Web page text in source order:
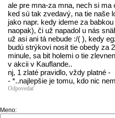
ale pre mna-za mna, nech si ma
ked sú tak zvedavý, na tie naše
jako napr. kedy ideme za
naopak), či už napadol u nás
už asi ani tá nebude :/( ), kedy
budú strýkovi nosit tie obedy za
minule, sa bit holemi o tie
v akcii v Kauflande..
nj, 1 zlaté pravidlo, vždy platné -
- *..najlepšie je tomu, kdo nic
Odpovedať
Meno: